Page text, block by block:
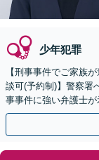
少年犯罪
【刑事事件でご家族
談可(予約制)】警察署
事事件に強い弁護士
トします。【加害者